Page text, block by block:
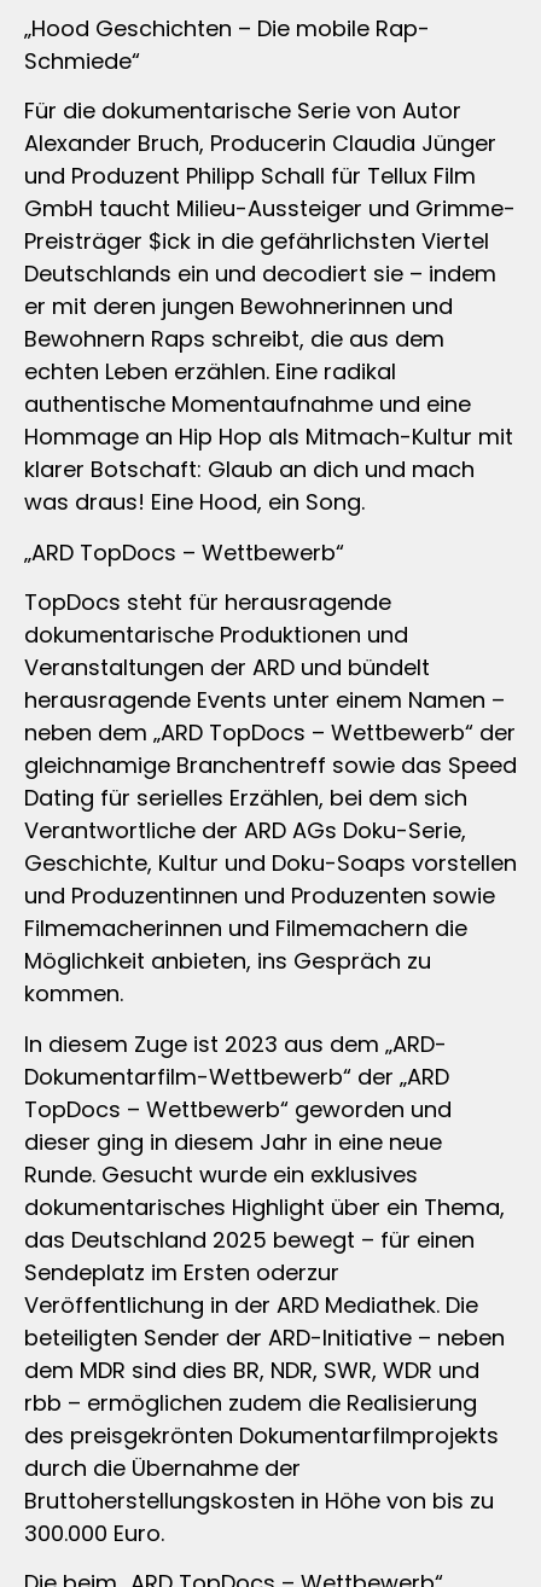
„Hood Geschichten – Die mobile Rap-
Schmiede“
Für die dokumentarische Serie von Autor
Alexander Bruch, Producerin Claudia Jünger
und Produzent Philipp Schall für Tellux Film
GmbH taucht Milieu-Aussteiger und Grimme-
Preisträger $ick in die gefährlichsten Viertel
Deutschlands ein und decodiert sie – indem
er mit deren jungen Bewohnerinnen und
Bewohnern Raps schreibt, die aus dem
echten Leben erzählen. Eine radikal
authentische Momentaufnahme und eine
Hommage an Hip Hop als Mitmach-Kultur mit
klarer Botschaft: Glaub an dich und mach
was draus! Eine Hood, ein Song.
„ARD TopDocs – Wettbewerb“
TopDocs steht für herausragende
dokumentarische Produktionen und
Veranstaltungen der ARD und bündelt
herausragende Events unter einem Namen –
neben dem „ARD TopDocs – Wettbewerb“ der
gleichnamige Branchentreff sowie das Speed
Dating für serielles Erzählen, bei dem sich
Verantwortliche der ARD AGs Doku-Serie,
Geschichte, Kultur und Doku-Soaps vorstellen
und Produzentinnen und Produzenten sowie
Filmemacherinnen und Filmemachern die
Möglichkeit anbieten, ins Gespräch zu
kommen.
In diesem Zuge ist 2023 aus dem „ARD-
Dokumentarfilm-Wettbewerb“ der „ARD
TopDocs – Wettbewerb“ geworden und
dieser ging in diesem Jahr in eine neue
Runde. Gesucht wurde ein exklusives
dokumentarisches Highlight über ein Thema,
das Deutschland 2025 bewegt – für einen
Sendeplatz im Ersten oderzur
Veröffentlichung in der ARD Mediathek. Die
beteiligten Sender der ARD-Initiative – neben
dem MDR sind dies BR, NDR, SWR, WDR und
rbb – ermöglichen zudem die Realisierung
des preisgekrönten Dokumentarfilmprojekts
durch die Übernahme der
Bruttoherstellungskosten in Höhe von bis zu
300.000 Euro.